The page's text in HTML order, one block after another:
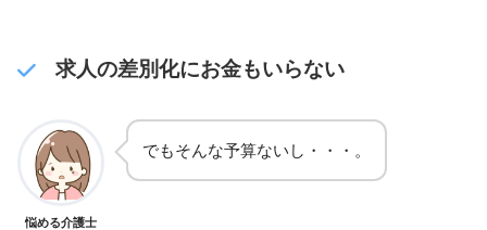
求人の差別化にお金もいらない
悩める介護士
でもそんな予算ないし・・・。